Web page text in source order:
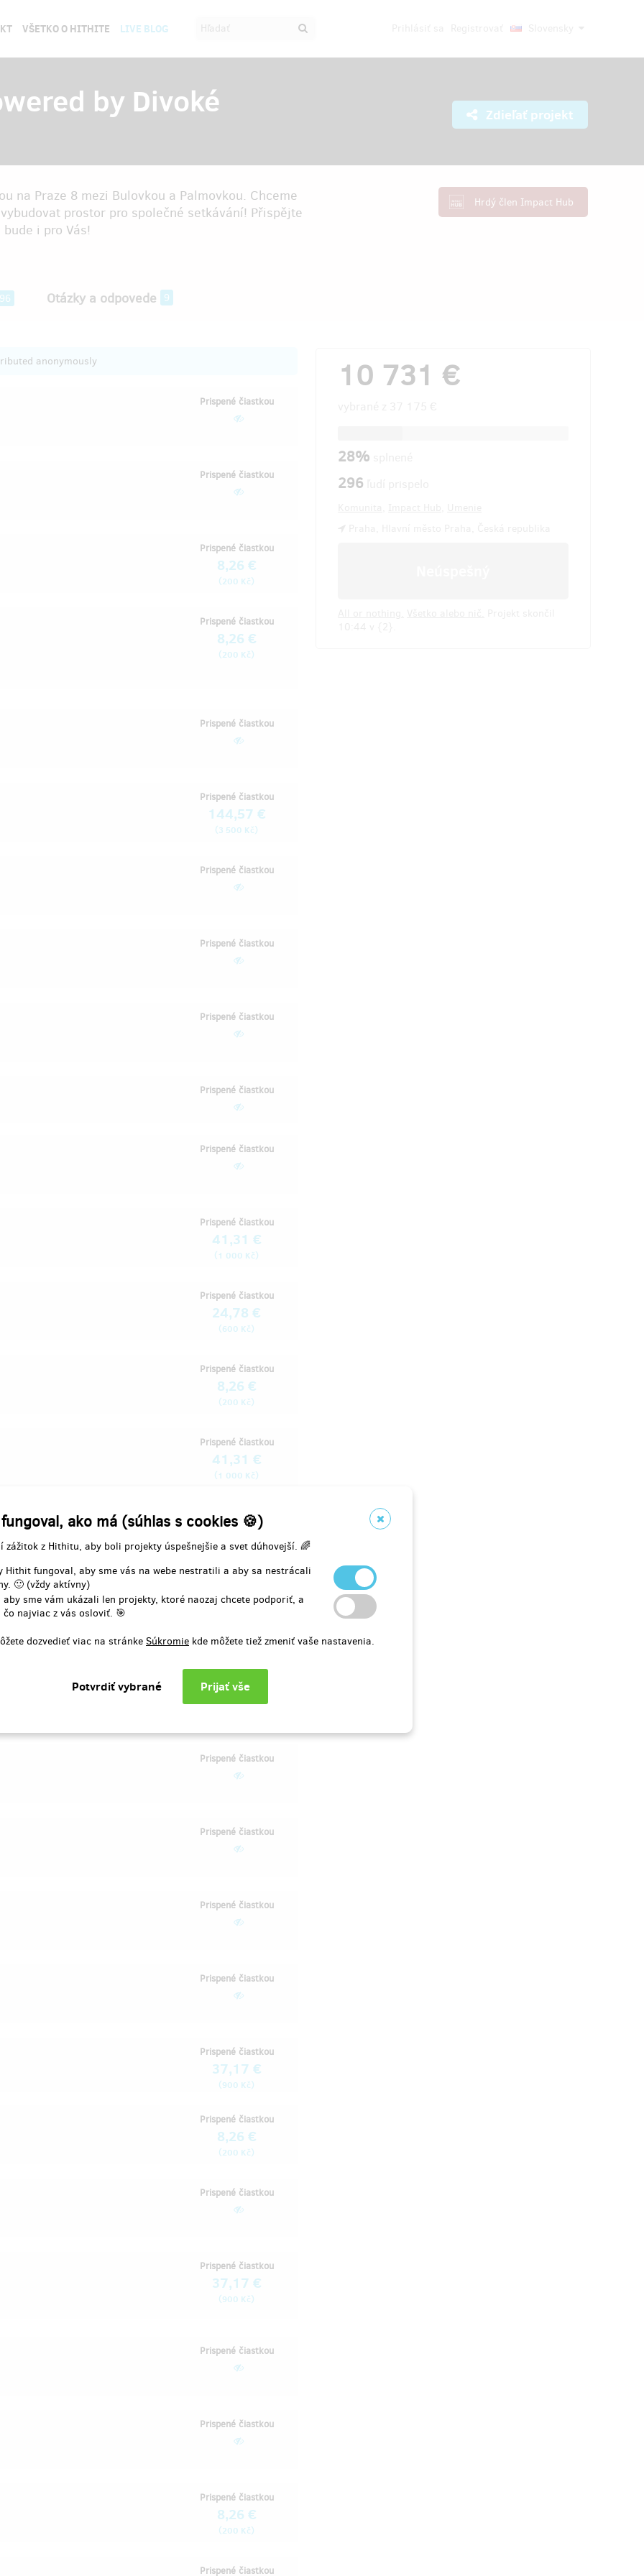
ako má (súhlas s cookies 🍪)
zážitok z Hithitu, aby boli projekty úspešnejšie a svet dúhovejší. 🌈
fungoval, aby sme vás na webe nestratili a aby sa nestrácali
🙂 (vždy aktívny)
sme vám ukázali len projekty, ktoré naozaj chcete podporiť, a
najviac z vás osloviť. 🎯
dozvedieť viac na stránke Súkromie kde môžete tiež zmeniť vaše nastavenia.
VŠETKO O HITHITE LIVE BLOG
by Divoké Zdieľať projekt
Hrdý člen Impact Hub
na Praze 8 mezi Bulovkou a Palmovkou. Chceme
prostor pro společné setkávání! Přispějte
i pro Vás!
Otázky a odpovede 9
anonymously
Prispené čiastkou
Prispené čiastkou
Prispené čiastkou
8,26 €
(200 Kč)
Prispené čiastkou
8,26 €
(200 Kč)
Prispené čiastkou
Prispené čiastkou
144,57 €
(3 500 Kč)
Prispené čiastkou
Prispené čiastkou
Prispené čiastkou
Prispené čiastkou
Prispené čiastkou
Prispené čiastkou
41,31 €
(1 000 Kč)
Prispené čiastkou
24,78 €
(600 Kč)
Prispené čiastkou
8,26 €
(200 Kč)
Prispené čiastkou
41,31 €
(1 000 Kč)
Prispené čiastkou
8,26 €
(200 Kč )
Prispené čiastkou
Prispené čiastkou
16,52 €
(400 Kč)
Prispené čiastkou
Prispené čiastkou
Prispené čiastkou
Prispené čiastkou
Prispené čiastkou
37,17 €
(900 Kč)
Prispené čiastkou
8,26 €
(200 Kč)
Prispené čiastkou
Prispené čiastkou
37,17 €
(900 Kč)
Prispené čiastkou
Prispené čiastkou
Prispené čiastkou
8,26 €
(200 Kč)
Prispené čiastkou
10 731 €
28%
296